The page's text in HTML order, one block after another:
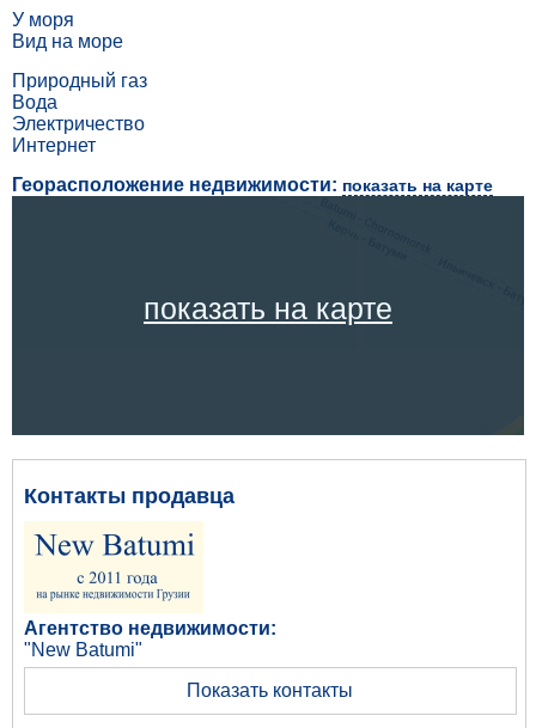
У моря
Вид на море
Природный газ
Вода
Электричество
Интернет
Георасположение недвижимости: показать на карте
показать на карте
Контакты продавца
Агентство недвижимости:
"New Batumi"
Показать контакты